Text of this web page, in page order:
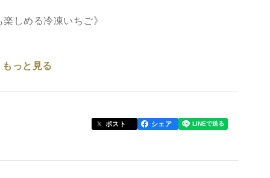
しめる冷凍いちご》
もっと見る
ポスト シェア